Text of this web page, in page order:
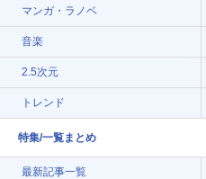
マンガ・ラノベ
音楽
2.5次元
トレンド
特集/一覧まとめ
最新記事一覧